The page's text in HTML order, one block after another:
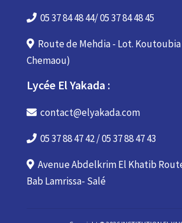
05 37 84 48 44/ 05 37 84 48 45
Route de Mehdia - Lot.
Chemaou)
Lycée El Yakada :
contact@elyakada.com
05 37 88 47 42 / 05 37 88 47 43
Avenue Abdelkrim El Khatib
Bab Lamrissa- Salé